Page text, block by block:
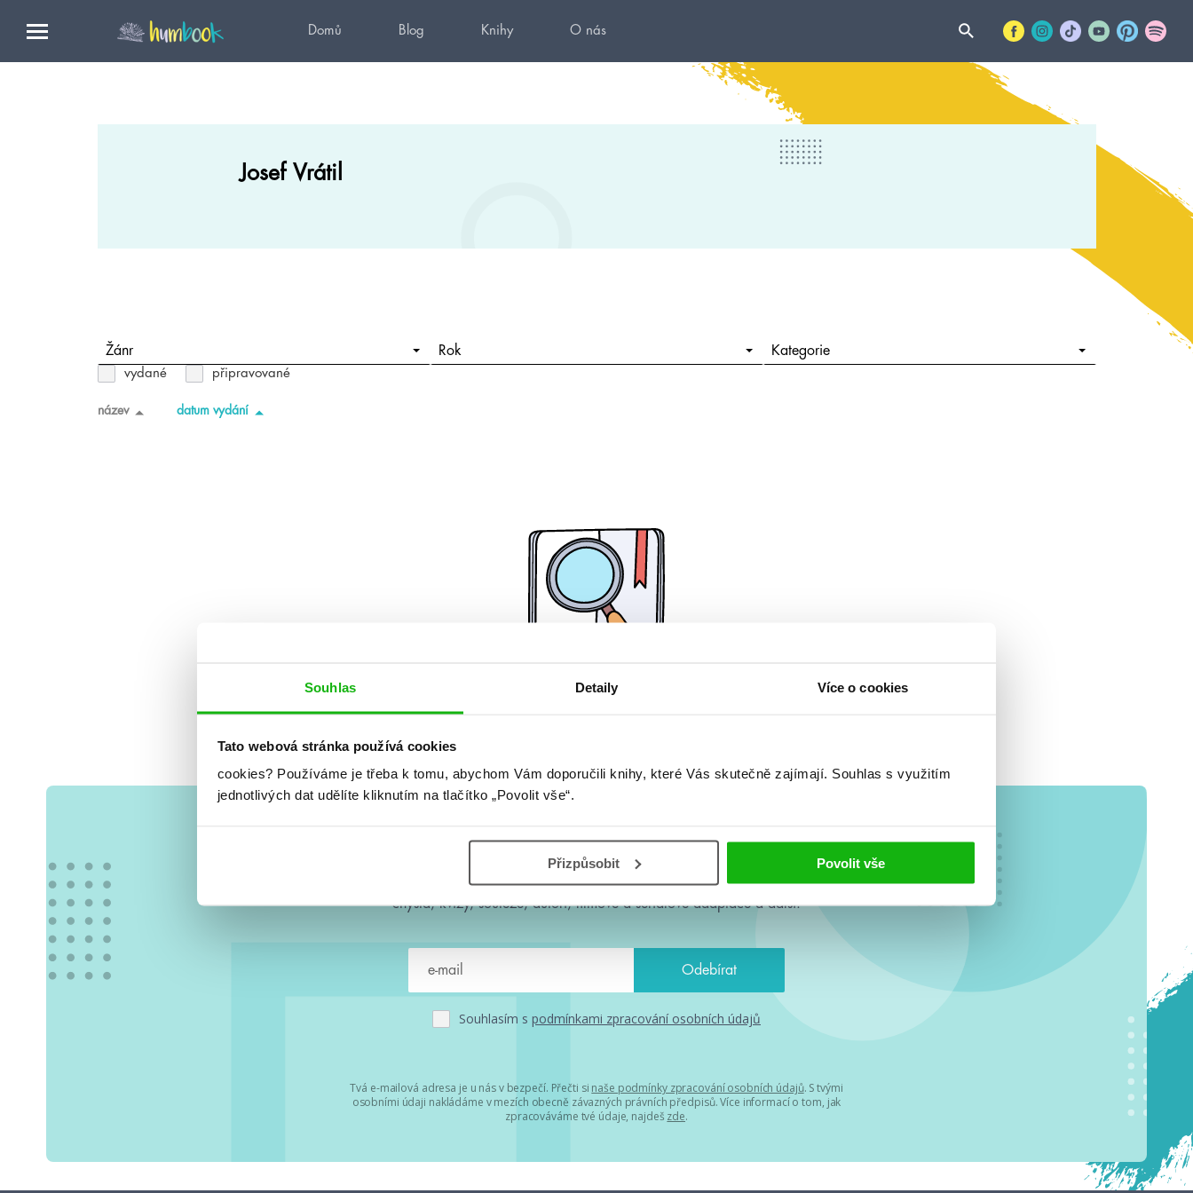
Souhlas Detaily Více o cookies
Tato webová stránka používá cookies
cookies? Používáme je třeba k tomu, abychom Vám doporučili knihy, které Vás skutečně zajímají. Souhlas s využitím
jednotlivých dat udělíte kliknutím na tlačítko „Povolit vše“.
Přizpůsobit Povolit vše
Domů Blog Knihy O nás
Josef Vrátil
Žánr Rok Kategorie
vydané připravované
název datum vydání
#HumbookNews
Vše kolem #youngadult každý měsíc rovnou do mailu! Nové knihy, co se
chystá, kvízy, soutěže, autoři, filmové a seriálové adaptace a další.
Souhlasím s podmínkami zpracování osobních údajů
Tvá e-mailová adresa je u nás v bezpečí. Přečti si naše podmínky zpracování osobních údajů. S tvými
osobními údaji nakládáme v mezích obecně závazných právních předpisů. Více informací o tom, jak
zpracováváme tvé údaje, najdeš zde.